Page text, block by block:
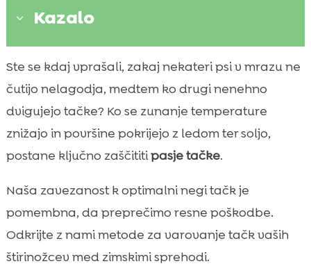
3 Kazalo
 Uvod v zaščito tačk pozimi
 Zakaj je zaščita tačk pomembna?
 Izbira primerne obutve za pse
 Kako pripraviti tačke na zimske pogoje?

Sprehodi s psom pozimi – zaščita pred
 Nujna oprema za zimske sprehode
 Krajši sprehodi, večja varnost
 Kako preprečiti nastanek snežnih kep na
tačkah?
Ste se kdaj vprašali, zakaj nekateri psi v mrazu ne
čutijo nelagodja, medtem ko drugi nenehno
dvigujejo tačke? Ko se zunanje temperature
znižajo in površine pokrijejo z ledom ter soljo,
postane ključno zaščititipasje tačke.
Naša zavezanost k optimalni negi tačk je
pomembna, da preprečimo resne poškodbe.
Odkrijte z nami metode za varovanje tačk vaših
štirinožcev med zimskimi sprehodi.